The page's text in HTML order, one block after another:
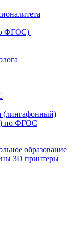
ФГОС)
(лингафонный)
по ФГОС
образование
3D принтеры